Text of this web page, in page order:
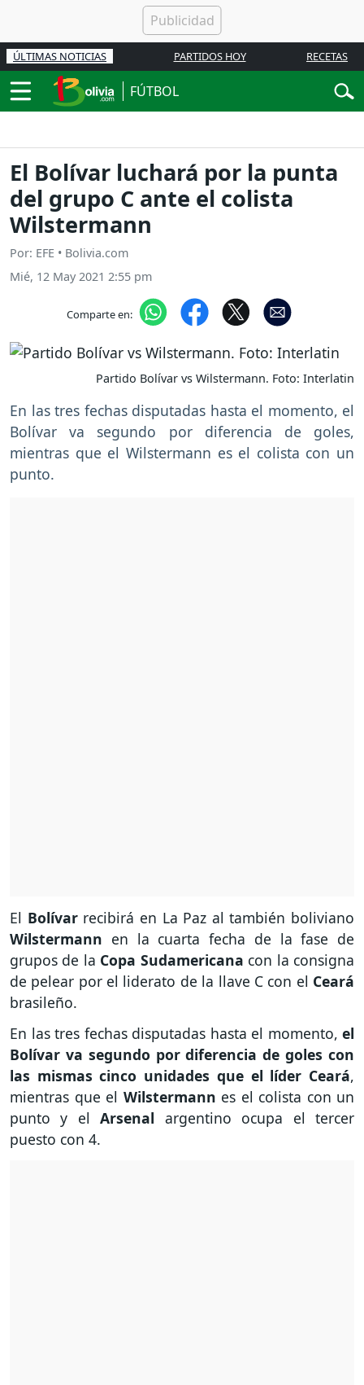
ÚLTIMAS NOTICIAS PARTIDOS HOY RECETAS
FÚTBOL
El Bolívar luchará por la punta
del grupo C ante el colista
Wilstermann
Por: EFE • Bolivia.com
Mié, 12 May 2021 2:55 pm
Comparte en:
Partido Bolívar vs Wilstermann. Foto: Interlatin
En las tres fechas disputadas hasta el momento, el
Bolívar va segundo por diferencia de goles,
mientras que el Wilstermann es el colista con un
punto.
El Bolívar recibirá en La Paz al también boliviano
Wilstermann en la cuarta fecha de la fase de
grupos de la Copa Sudamericana con la consigna
de pelear por el liderato de la llave C con el Ceará
brasileño.
En las tres fechas disputadas hasta el momento, el
Bolívar va segundo por diferencia de goles con
las mismas cinco unidades que el líder Ceará,
mientras que el Wilstermann es el colista con un
punto y elArsenal argentino ocupa el tercer
puesto con 4.